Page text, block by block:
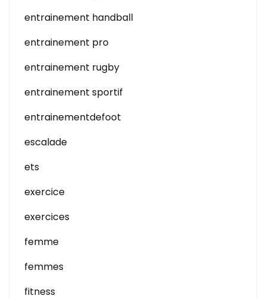
entrainement handball
entrainement pro
entrainement rugby
entrainement sportif
entrainementdefoot
escalade
ets
exercice
exercices
femme
femmes
fitness